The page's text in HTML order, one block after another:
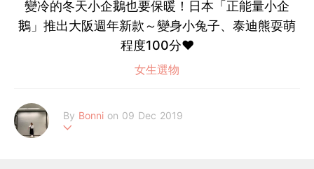
變冷的冬天小企鵝也要保暖！日本「正能量小企
鵝」推出大阪週年新款～變身小兔子、泰迪熊耍萌
程度100分❤
女生選物
By Bonni on 09 Dec 2019